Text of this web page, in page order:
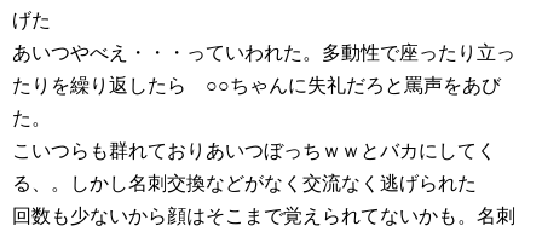
げた
あいつやべえ・・・っていわれた。多動性で座ったり立っ
たりを繰り返したら ○○ちゃんに失礼だろと罵声をあび
た。
こいつらも群れておりあいつぼっちｗｗとバカにしてく
る、。しかし名刺交換などがなく交流なく逃げられた
回数も少ないから顔はそこまで覚えられてないかも。名刺